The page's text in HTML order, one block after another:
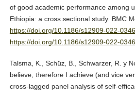
of good academic performance among
Ethiopia: a cross sectional study. BMC
https://doi.org/10.1186/s12909-022-
https://doi.org/10.1186/s12909-022-
Talsma, K., Schüz, B., Schwarzer, R. y
believe, therefore I achieve (and vice
cross-lagged panel analysis of self-